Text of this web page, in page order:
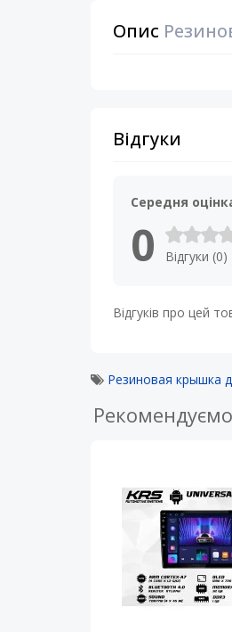
Опис
Відгуки
Середня
0 Відгуки (0)
Відгуків про цей
Резиновая крышка
Рекомендуємо